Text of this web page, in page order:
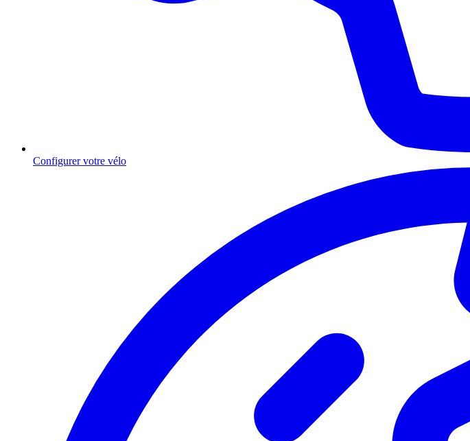
Configurer votre vélo